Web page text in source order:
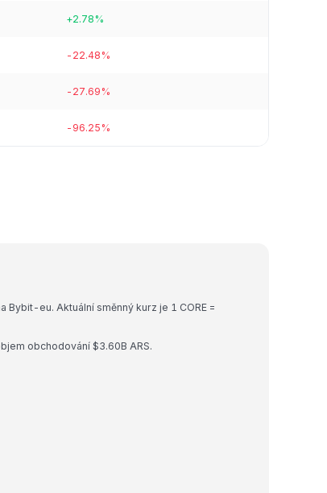
+2.78%
-22.48%
-27.69%
-96.25%
Bybit-eu. Aktuální směnný kurz je 1 CORE =
obchodování $3.60B ARS.